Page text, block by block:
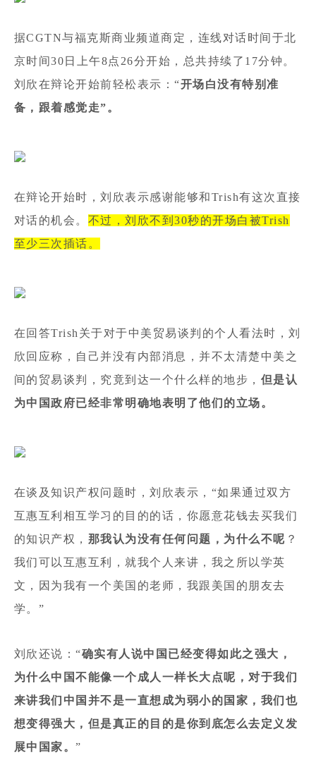
据CGTN与福克斯商业频道商定，连线对话时间于北
京时间30日上午8点26分开始，总共持续了17分钟。
刘欣在辩论开始前轻松表示：“开场白没有特别准
备，跟着感觉走”。
在辩论开始时，刘欣表示感谢能够和Trish有这次直接
对话的机会。 不过，刘欣不到30秒的开场白被Trish
至少三次插话。
在回答Trish关于对于中美贸易谈判的个人看法时，刘
欣回应称，自己并没有内部消息，并不太清楚中美之
间的贸易谈判，究竟到达一个什么样的地步， 但是认
为中国政府已经非常明确地表明了他们的立场。
在谈及知识产权问题时，刘欣表示，“如果通过双方
互惠互利相互学习的目的的话，你愿意花钱去买我们
的知识产权， 那我认为没有任何问题，为什么不呢 ？
我们可以互惠互利，就我个人来讲，我之所以学英
文，因为我有一个美国的老师，我跟美国的朋友去
学。”
刘欣还说：“确实有人说中国已经变得如此之强大，
为什么中国不能像一个成人一样长大点呢，对于我们
来讲我们中国并不是一直想成为弱小的国家，我们也
想变得强大，但是真正的目的是你到底怎么去定义发
展中国家。”